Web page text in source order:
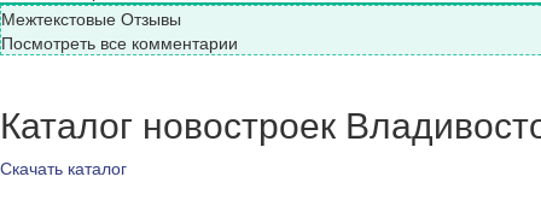
Межтекстовые Отзывы
Посмотреть все комментарии
Каталог новостроек
Скачать каталог